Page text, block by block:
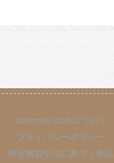
carimelo clubについて
プライバシーポリシー
特定商取引法に基づく表記